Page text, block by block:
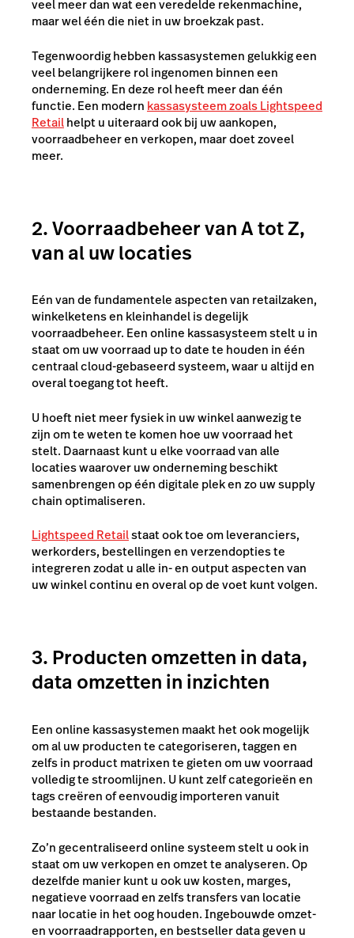
veel meer dan wat een veredelde rekenmachine,
maar wel één die niet in uw broekzak past.
Tegenwoordig hebben kassasystemen gelukkig een
veel belangrijkere rol ingenomen binnen een
onderneming. En deze rol heeft meer dan één
functie. Een modern kassasysteem zoals Lightspeed
Retailhelpt u uiteraard ook bij uw aankopen,
voorraadbeheer en verkopen, maar doet zoveel
meer.
2. Voorraadbeheer van A tot Z,
van al uw locaties
Eén van de fundamentele aspecten van retailzaken,
winkelketens en kleinhandel is degelijk
voorraadbeheer. Een online kassasysteem stelt u in
staat om uw voorraad up to date te houden in één
centraal cloud-gebaseerd systeem, waar u altijd en
overal toegang tot heeft.
U hoeft niet meer fysiek in uw winkel aanwezig te
zijn om te weten te komen hoe uw voorraad het
stelt. Daarnaast kunt u elke voorraad van alle
locaties waarover uw onderneming beschikt
samenbrengen op één digitale plek en zo uw supply
chain optimaliseren.
Lightspeed Retailstaat ook toe om leveranciers,
werkorders, bestellingen en verzendopties te
integreren zodat u alle in- en output aspecten van
uw winkel continu en overal op de voet kunt volgen.
3. Producten omzetten in data,
data omzetten in inzichten
Een online kassasystemen maakt het ook mogelijk
om al uw producten te categoriseren, taggen en
zelfs in product matrixen te gieten om uw voorraad
volledig te stroomlijnen. U kunt zelf categorieën en
tags creëren of eenvoudig importeren vanuit
bestaande bestanden.
Zo’n gecentraliseerd online systeem stelt u ook in
staat om uw verkopen en omzet te analyseren. Op
dezelfde manier kunt u ook uw kosten, marges,
negatieve voorraad en zelfs transfers van locatie
naar locatie in het oog houden. Ingebouwde omzet-
en voorraadrapporten, en bestseller data geven u